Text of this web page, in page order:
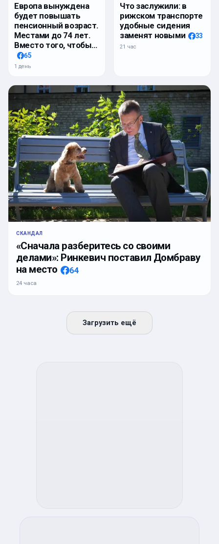
Европа вынуждена
будет повышать
пенсионный возраст.
Местами до 74 лет.
Вместо того, чтобы…
65
1 день
Что заслужили: в
рижском транспорте
удобные сидения
заменят новыми
33
21 час
СКАНДАЛ
«Сначала разберитесь со своими
делами»: Ринкевич поставил Домбраву
на место
64
24 часа
Загрузить ещё